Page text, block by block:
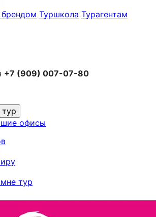
Туршкола Турагентам
+7 (909) 007-07-80
офисы
тур